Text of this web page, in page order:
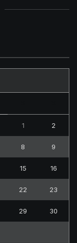
1 2
8 9
15 16
22 23
29 30